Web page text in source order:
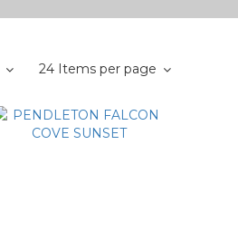
24 Items per page